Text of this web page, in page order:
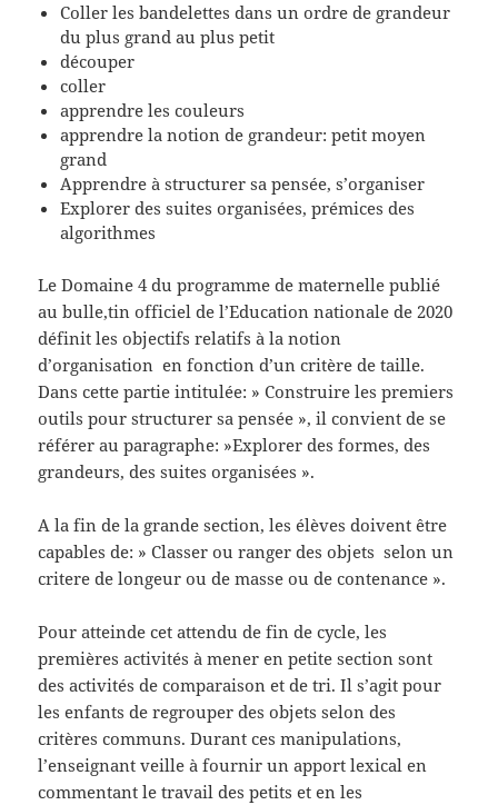
Coller les bandelettes dans un ordre de grandeur
du plus grand au plus petit
découper
coller
apprendre les couleurs
apprendre la notion de grandeur: petit moyen
grand
Apprendre à structurer sa pensée, s’organiser
Explorer des suites organisées, prémices des
algorithmes
Le Domaine 4 du programme de maternelle publié
au bulle,tin officiel de l’Education nationale de 2020
définit les objectifs relatifs à la notion
d’organisation en fonction d’un critère de taille.
Dans cette partie intitulée: » Construire les premiers
outils pour structurer sa pensée », il convient de se
référer au paragraphe: »Explorer des formes, des
grandeurs, des suites organisées ».
A la fin de la grande section, les élèves doivent être
capables de: » Classer ou ranger des objets selon un
critere de longeur ou de masse ou de contenance ».
Pour atteinde cet attendu de fin de cycle, les
premières activités à mener en petite section sont
des activités de comparaison et de tri. Il s’agit pour
les enfants de regrouper des objets selon des
critères communs. Durant ces manipulations,
l’enseignant veille à fournir un apport lexical en
commentant le travail des petits et en les